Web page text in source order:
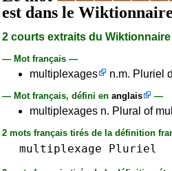
est dans le Wiktionnaire
2 courts extraits du Wiktionnaire
— Mot français —
multiplexages n.m. Pluriel
— Mot français, défini en anglais —
multiplexages n. Plural of
2 mots français tirés de la définition
multiplexage Pluriel